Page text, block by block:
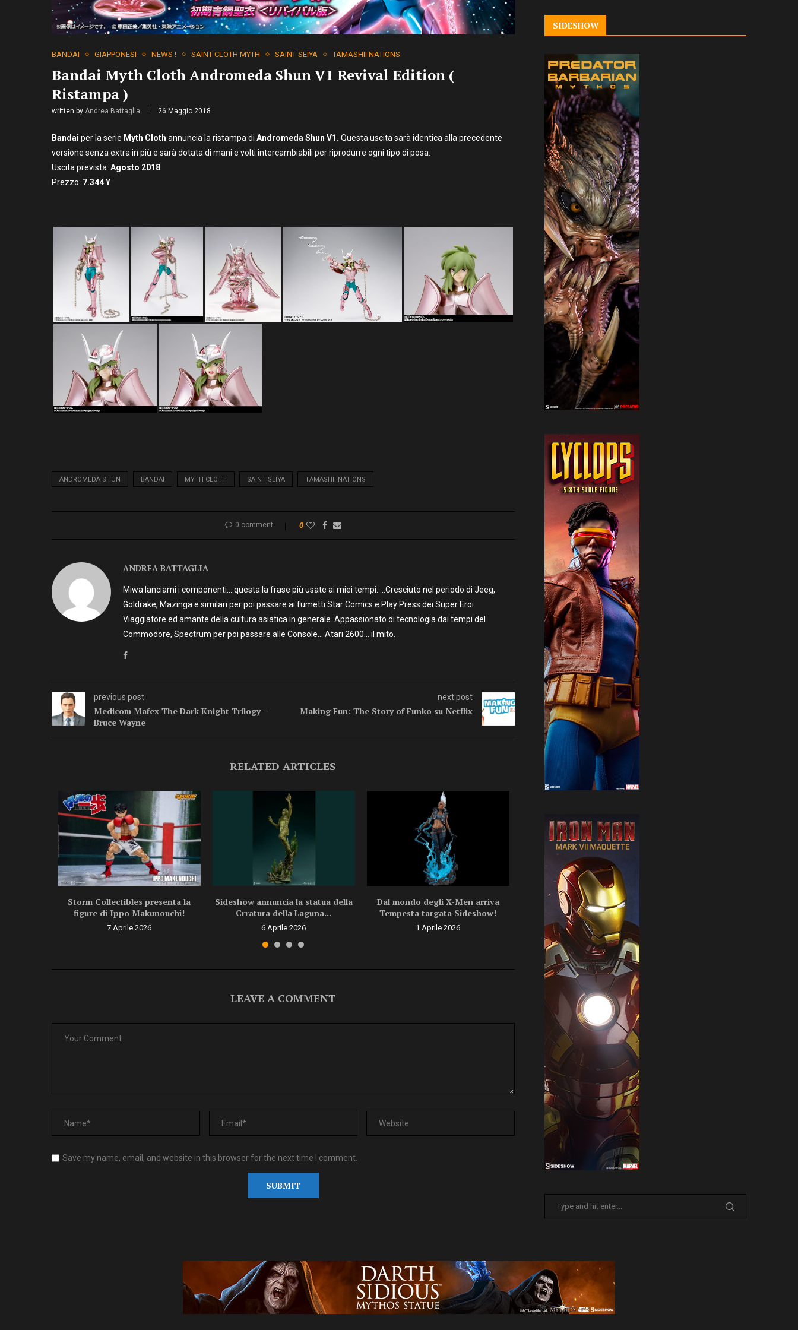
BANDAI GIAPPONESI NEWS ! SAINT CLOTH MYTH SAINT SEIYA TAMASHII NATIONS
Bandai Myth Cloth Andromeda Shun V1 Revival Edition (
Ristampa )
written by Andrea Battaglia 26 Maggio 2018
Bandai per la serie Myth Cloth annuncia la ristampa di Andromeda Shun V1. Questa uscita sarà identica alla precedente
versione senza extra in più e sarà dotata di mani e volti intercambiabili per riprodurre ogni tipo di posa.
Uscita prevista: Agosto 2018
Prezzo: 7.344Y
ANDROMEDA SHUN BANDAI MYTH CLOTH SAINT SEIYA TAMASHII NATIONS
0 comment 0
ANDREA BATTAGLIA
Miwa lanciami i componenti….questa la frase più usate ai miei tempi. …Cresciuto nel periodo di Jeeg,
Goldrake, Mazinga e similari per poi passare ai fumetti Star Comics e Play Press dei Super Eroi.
Viaggiatore ed amante della cultura asiatica in generale. Appassionato di tecnologia dai tempi del
Commodore, Spectrum per poi passare alle Console… Atari 2600… il mito.
previous post
Medicom Mafex The Dark Knight Trilogy –
Bruce Wayne
next post
Making Fun: The Story of Funko su Netflix
RELATED ARTICLES
Storm Collectibles presenta la
figure di Ippo Makunouchi!
7 Aprile 2026
Sideshow annuncia la statua della
Crratura della Laguna...
6 Aprile 2026
Dal mondo degli X-Men arriva
Tempesta targata Sideshow!
1 Aprile 2026
Sideshow presenta la nuova
Premium Format di Punchline!
31 Marzo 2026
LEAVE A COMMENT
Save my name, email, and website in this browser for the next time I comment.
SIDESHOW